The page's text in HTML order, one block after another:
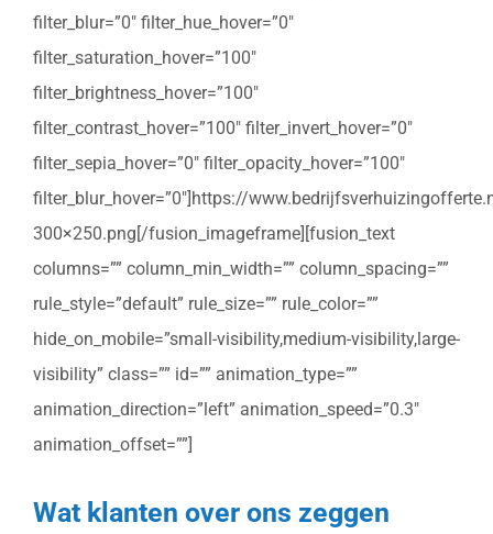
filter_blur=”0″ filter_hue_hover=”0″
filter_saturation_hover=”100″
filter_brightness_hover=”100″
filter_contrast_hover=”100″ filter_invert_hover=”0″
filter_sepia_hover=”0″ filter_opacity_hover=”100″
filter_blur_hover=”0″]https://
300×250.png[/fusion_imageframe][fusion_text
columns=”” column_min_width=”” column_spacing=””
rule_style=”default” rule_size=”” rule_color=””
hide_on_mobile=”small-visibility,medium-visibility,large-
visibility” class=”” id=”” animation_type=””
animation_direction=”left” animation_speed=”0.3″
animation_offset=””]
Wat klanten over ons zeggen